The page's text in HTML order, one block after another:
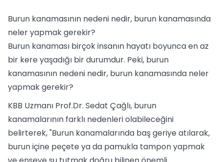
Burun kanamasının nedeni nedir, burun kanamasında
neler yapmak gerekir?
Burun kanaması birçok insanın hayatı boyunca en az
bir kere yaşadığı bir durumdur. Peki, burun
kanamasının nedeni nedir, burun kanamasında neler
yapmak gerekir?
KBB Uzmanı Prof.Dr. Sedat Çağlı, burun
kanamalarının farklı nedenleri olabileceğini
belirterek, "Burun kanamalarında baş geriye atılarak,
burun içine peçete ya da pamukla tampon yapmak